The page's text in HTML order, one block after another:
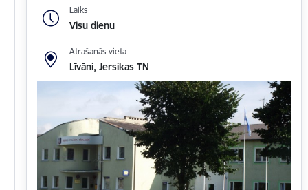
Laiks
Visu dienu
Atrašanās vieta
Līvāni, Jersikas TN